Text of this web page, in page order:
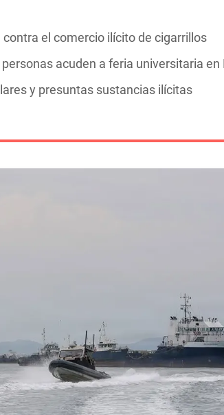
el comercio ilícito de cigarrillos
acuden a feria universitaria en
y presuntas sustancias ilícitas